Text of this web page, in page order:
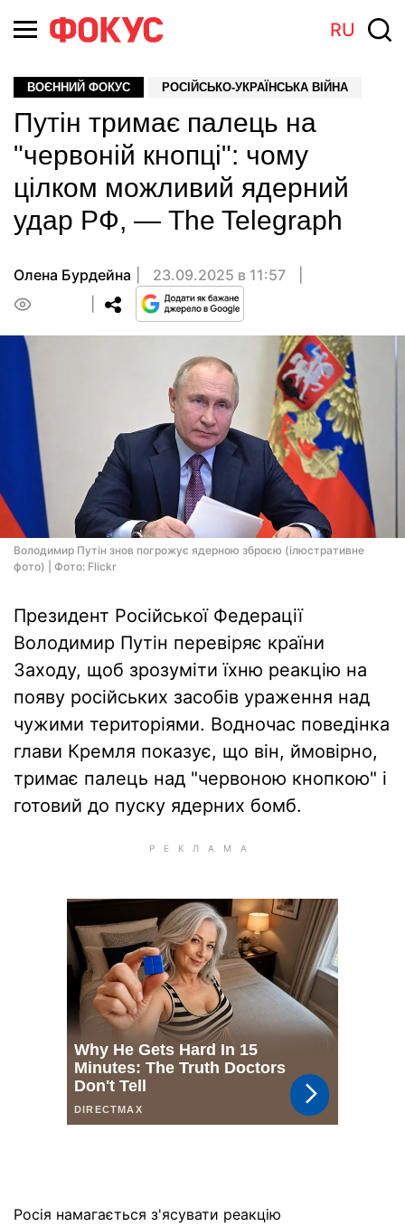
RU
ВОЄННИЙ ФОКУС РОСІЙСЬКО-УКРАЇНСЬКА ВІЙНА
Путін тримає палець на
"червоній кнопці": чому
цілком можливий ядерний
удар РФ, — The Telegraph
Олена Бурдейна
23.09.2025 в 11:57
Володимир Путін знов погрожує ядерною зброєю (ілюстративне
фото) | Фото: Flickr
Президент Російської Федерації
Володимир Путін перевіряє країни
Заходу, щоб зрозуміти їхню реакцію на
появу російських засобів ураження над
чужими територіями. Водночас поведінка
глави Кремля показує, що він, ймовірно,
тримає палець над "червоною кнопкою" і
готовий до пуску ядерних бомб.
Росія намагається з'ясувати реакцію